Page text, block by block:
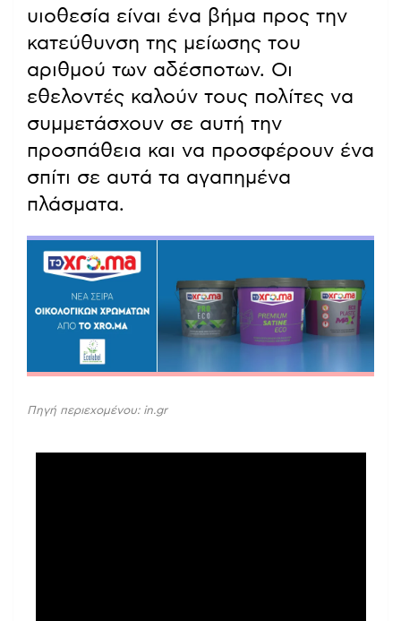
υιοθεσία είναι ένα βήμα προς την
κατεύθυνση της μείωσης του
αριθμού των αδέσποτων. Οι
εθελοντές καλούν τους πολίτες να
συμμετάσχουν σε αυτή την
προσπάθεια και να προσφέρουν ένα
σπίτι σε αυτά τα αγαπημένα
πλάσματα.
Πηγή περιεχομένου: in.gr